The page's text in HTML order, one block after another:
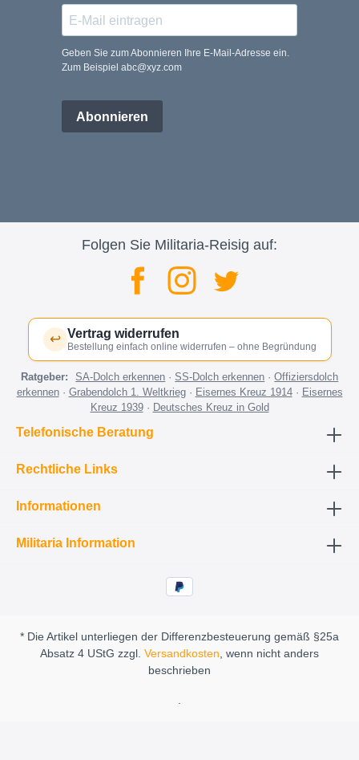
Geben Sie zum Abonnieren Ihre E-Mail-Adresse ein.
Zum Beispiel abc@xyz.com
Abonnieren
Folgen Sie Militaria-Reisig auf:
↩ Vertrag widerrufen
Bestellung einfach online widerrufen – ohne Begründung
Ratgeber: SA-Dolch erkennen ·SS-Dolch erkennen ·Offiziersdolch
erkennen· Grabendolch 1. Weltkrieg· Eisernes Kreuz 1914· Eisernes
Kreuz 1939· Deutsches Kreuz in Gold
Telefonische Beratung
Rechtliche Links
Informationen
Militaria Information
* Die Artikel unterliegen der Differenzbesteuerung gemäß §25a
Absatz 4 UStG zzgl. Versandkosten, wenn nicht anders
beschrieben
.